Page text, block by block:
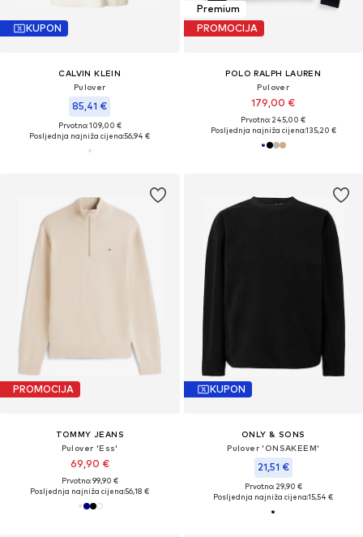
KUPON
CALVIN KLEIN
Pulover
85,41 €
Prvotno: 109,00 €
Posljednja najniža cijena:56,94 €
Premium
PROMOCIJA
POLO RALPH LAUREN
Pulover
179,00 €
Prvotno: 245,00 €
Posljednja najniža cijena:135,20 €
PROMOCIJA
TOMMY JEANS
Pulover 'Ess'
69,90 €
Prvotno: 99,90 €
Posljednja najniža cijena:56,18 €
KUPON
ONLY & SONS
Pulover 'ONSAKEEM'
21,51 €
Prvotno: 29,90 €
Posljednja najniža cijena:15,54 €